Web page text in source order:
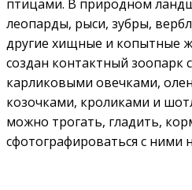
птицами. В природном
леопарды, рыси, зубры,
другие хищные и копытные
создан контактный
карликовыми овечками,
козочками, кроликами и
можно трогать, гладить,
сфотографироваться с ними